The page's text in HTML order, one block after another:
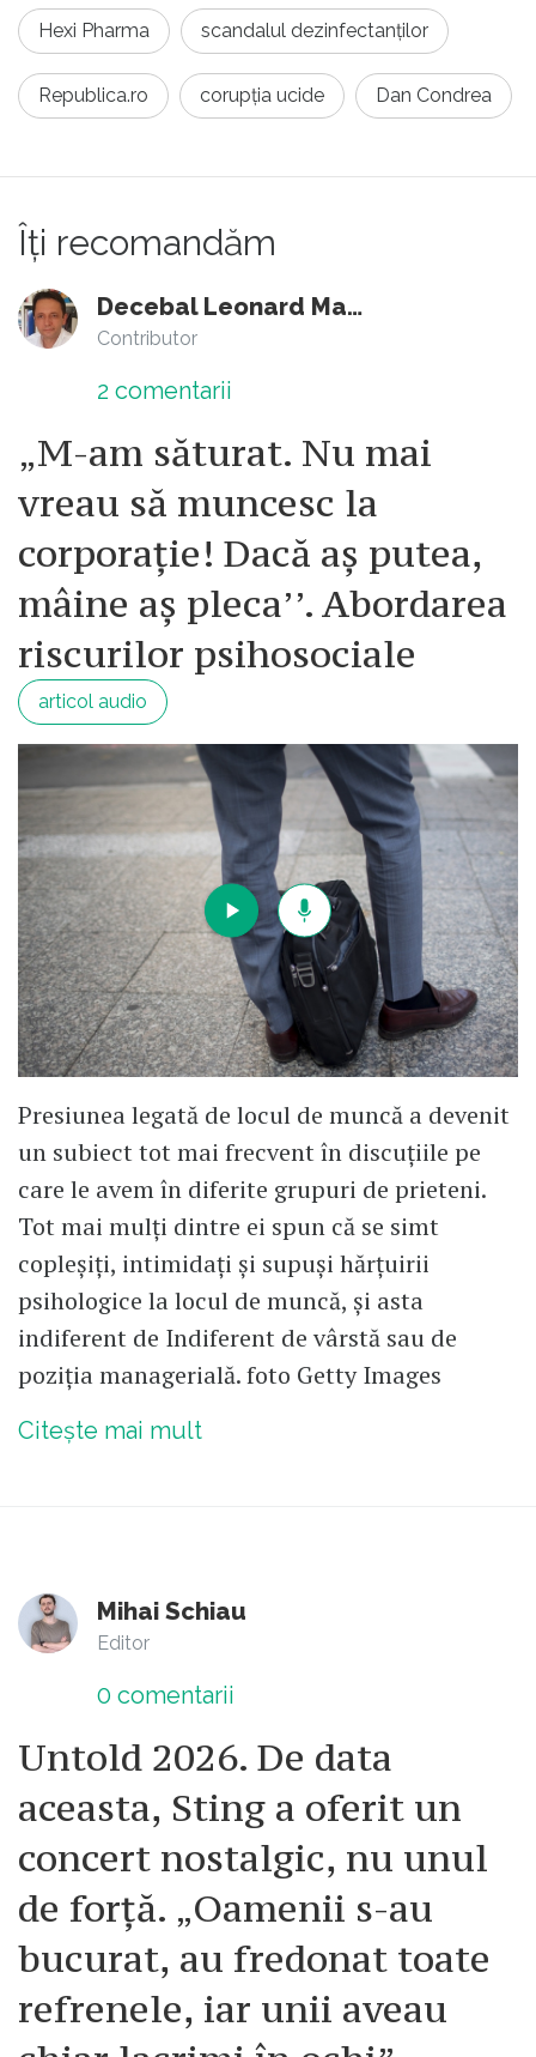
Hexi Pharma scandalul dezinfectanților
Republica.ro corupția ucide Dan Condrea
Îți recomandăm
Decebal Leonard Marin
Contributor
2 comentarii
„M-am săturat. Nu mai
vreau să muncesc la
corporație! Dacă aș putea,
mâine aș pleca’’. Abordarea
riscurilor psihosociale
articol audio
Presiunea legată de locul de muncă a devenit
un subiect tot mai frecvent în discuțiile pe
care le avem în diferite grupuri de prieteni.
Tot mai mulți dintre ei spun că se simt
copleșiți, intimidați și supuși hărțuirii
psihologice la locul de muncă, și asta
indiferent de Indiferent de vârstă sau de
poziția managerială. foto Getty Images
Citește mai mult
Mihai Schiau
Editor
0 comentarii
Untold 2026. De data
aceasta, Sting a oferit un
concert nostalgic, nu unul
de forță. „Oamenii s-au
bucurat, au fredonat toate
refrenele, iar unii aveau